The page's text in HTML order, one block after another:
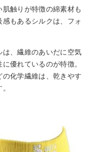
触りが特徴の綿素材も
もあるシルクは、フォ
、繊維のあいだに空気
優れているのが特徴。
化学繊維は、乾きやす